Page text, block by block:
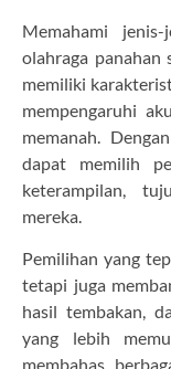
Memahami
olahraga panahan
memiliki
mempengaruhi
memanah.
dapat memilih
keterampilan,
mereka.
Pemilihan yang
tetapi juga
hasil tembakan,
yang lebih
membahas